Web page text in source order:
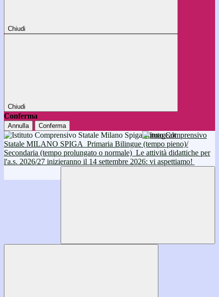
Chiudi
Chiudi
Conferma
Annulla Conferma
Istituto Comprensivo
Statale MILANO SPIGA Primaria Bilingue (tempo pieno)/
Secondaria (tempo prolungato o normale) Le attività didattiche per
l'a.s. 2026/27 inizieranno il 14 settembre 2026: vi aspettiamo!